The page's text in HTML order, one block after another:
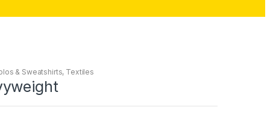
& Sweatshirts, Textiles